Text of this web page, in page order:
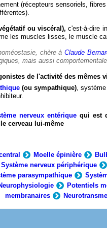
(récepteurs sensoriels,
ou viscéral), c'est-à-dire
les muscles lisses, le muscle
chère àClaude
mais aussi
de l'activité des mêmes
(ou sympathique),
nerveux entérique qui est
cerveau lui-même
Moelle épinière
Système nerveux périphérique
parasympathique
Potentiels
membranaires